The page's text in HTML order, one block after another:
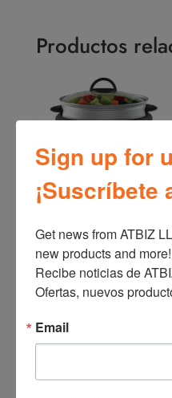
Productos
15 Tazas CKSTRC4733
Sign up for
¡Suscríbete
Get news from ATBIZ
new products and more!
Recibe noticias de
Ofertas, nuevos
Email